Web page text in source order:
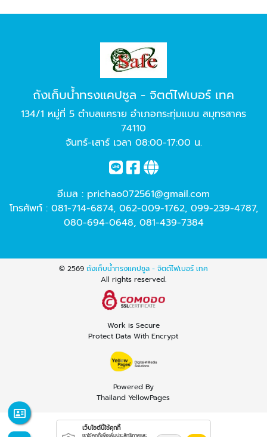
ถังเก็บน้ำทรงแคปซูล - จิตต์ไฟเบอร์ เทค
134/1 หมู่ที่ 5 ตำบลแคราย อำเภอกระทุ่มแบน สมุทรสาคร
74110
จันทร์-เสาร์ เวลา 08:00-17:00 น.
อีเมล : prichao072561@gmail.com
โทรศัพท์ : 081-714-6874, 062-009-1762, 099-239-4787,
080-694-0648, 081-439-7384
© 2569 ถังเก็บน้ำทรงแคปซูล - จิตต์ไฟเบอร์ เทค
All rights reserved.
Work is Secure
Protect Data With Encrypt
Powered By
Thailand YellowPages
เว็บไซต์นี้ใช้คุกกี้
เราใช้คุกกี้เพื่อเพิ่มประสิทธิภาพและ